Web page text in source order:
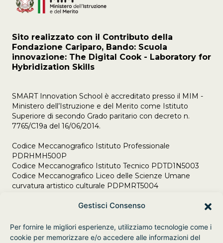
Gestisci Consenso
Per fornire le migliori esperienze, utilizziamo tecnologie come i
cookie per memorizzare e/o accedere alle informazioni del
Sito realizzato con il Contributo della
Fondazione Cariparo, Bando: Scuola
innovazione: The Digital Cook - Laboratory for
Hybridization Skills
SMART Innovation School è accreditato presso il MIM -
Ministero dell’Istruzione e del Merito come Istituto
Superiore di secondo Grado paritario con decreto n.
7765/C19a del 16/06/2014.
Codice Meccanografico Istituto Professionale
PDRHMH500P
Codice Meccanografico Istituto Tecnico PDTD1N5003
Codice Meccanografico Liceo delle Scienze Umane
curvatura artistico culturale PDPMRT5004